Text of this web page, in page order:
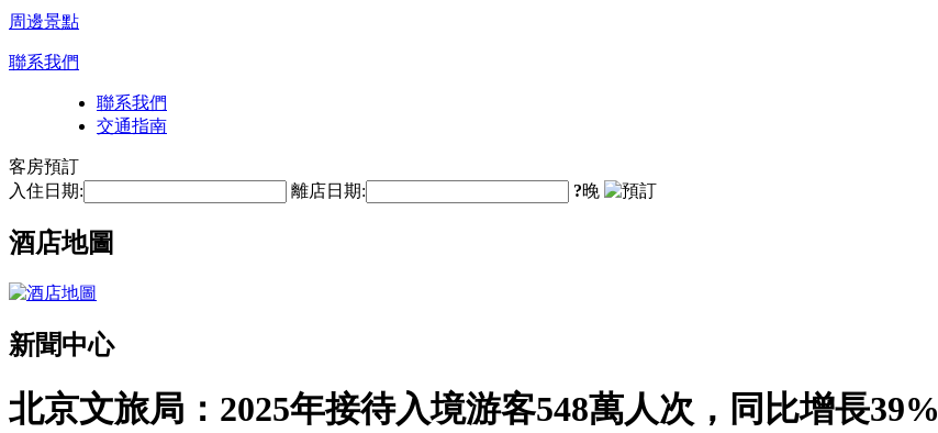
周邊景點
聯系我們
聯系我們
交通指南
客房預訂
入住日期:
離店日期: ?晚
酒店地圖
新聞中心
北京文旅局：2025年接待入境游客548萬人次，同比增長39%